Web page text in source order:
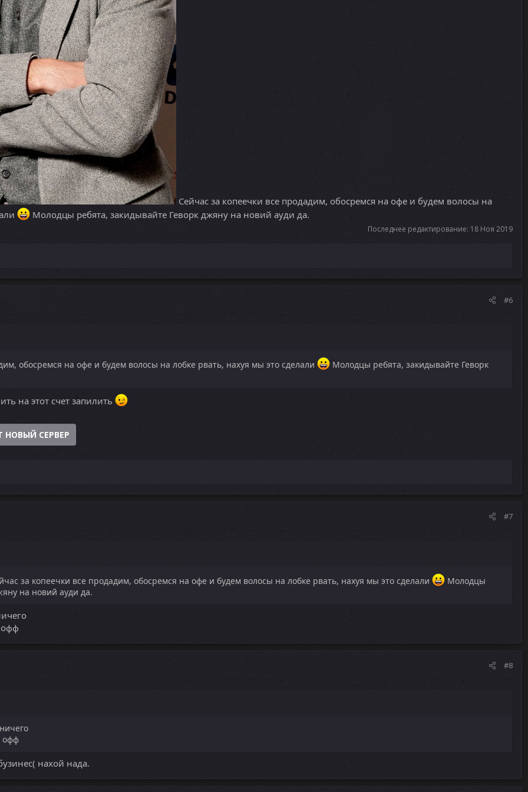
Сейчас за копеечки все продадим, обосремся на офе и будем волосы на
Молодцы ребята, закидывайте Геворк джяну на новий ауди да.
Последнее редактирование: 18 Ноя 2019
#6
обосремся на офе и будем волосы на лобке рвать, нахуя мы это сделали Молодцы ребята, закидывайте Геворк
на этот счет запилить
НОВЫЙ СЕРВЕР
#7
за копеечки все продадим, обосремся на офе и будем волосы на лобке рвать, нахуя мы это сделали
Молодцы
на новий ауди да.
офф
#8
офф
нахой нада.